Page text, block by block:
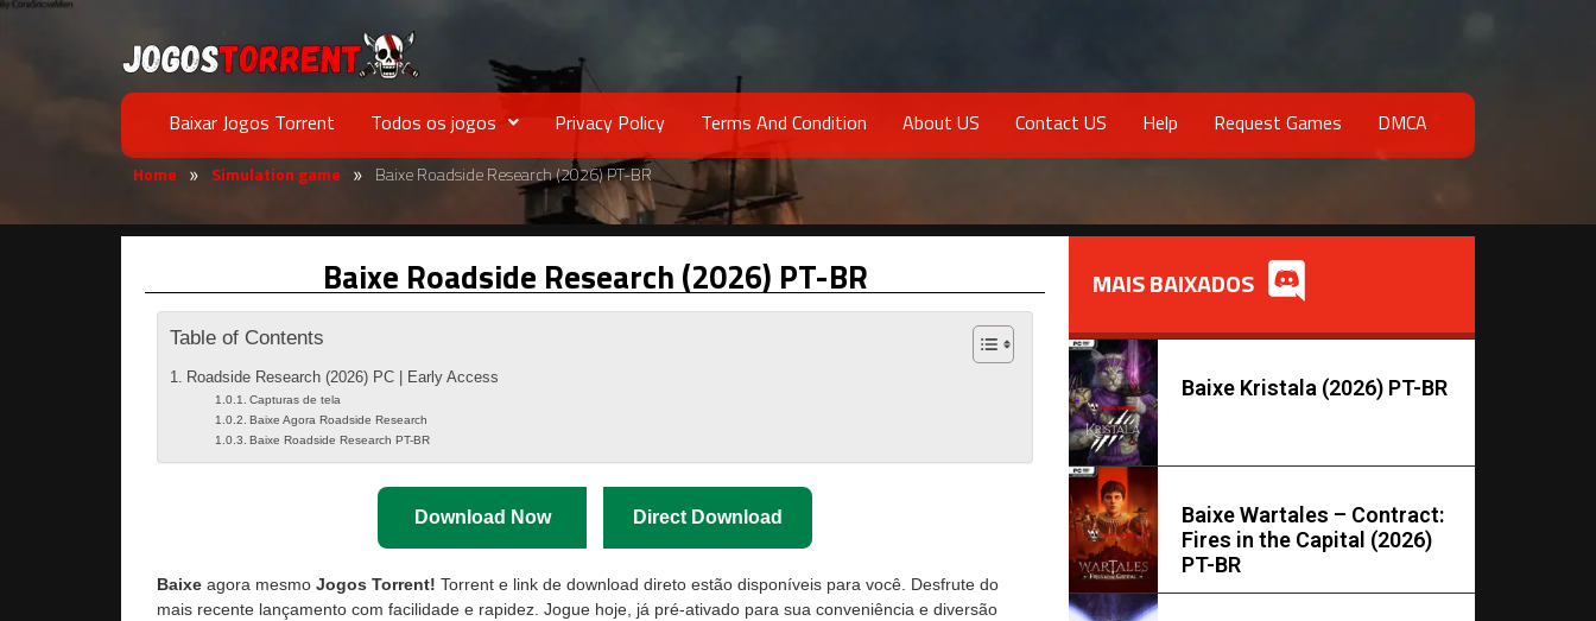
Baixar Jogos Torrent Todos os jogos Privacy Policy Terms And Condition About US Contact US Help Request Games DMCA
Home » Simulation game » Baixe Roadside Research (2026) PT-BR
Baixe Roadside Research (2026) PT-BR
Table of Contents
Roadside Research (2026) PC | Early Access
Capturas de tela
Baixe Agora Roadside Research
Baixe Roadside Research PT-BR
Download Now Direct Download
Baixe agora mesmo Jogos Torrent! Torrent e link de download direto estão disponíveis para você. Desfrute do
mais recente lançamento com facilidade e rapidez. Jogue hoje, já pré-ativado para sua conveniência e diversão
MAIS BAIXADOS
Baixe Kristala (2026) PT-BR
Baixe Wartales – Contract:
Fires in the Capital (2026)
PT-BR